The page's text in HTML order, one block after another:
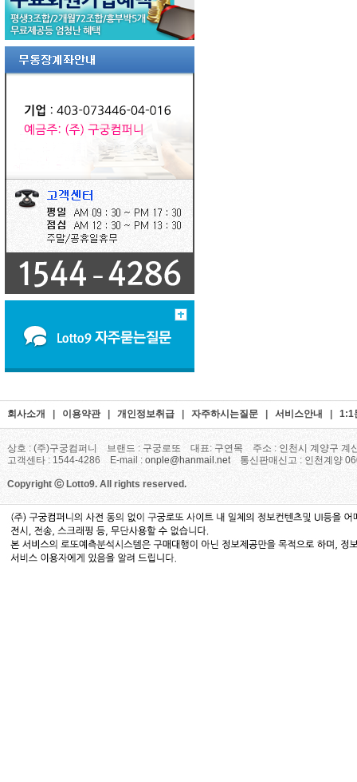
회사소개 이용약관| 개인정보취급 자주하시는질문 서비스안내 1:1
상호 : (주)구궁컴퍼니 브랜드 : 구궁로또 대표: 구연목 주소 : 인천시 계양구 계
고객센타 : 1544-4286 E-mail : onple@hanmail.net통신판매신고 : 인천계양
Copyright ⓒ Lotto9. All rights reserved.